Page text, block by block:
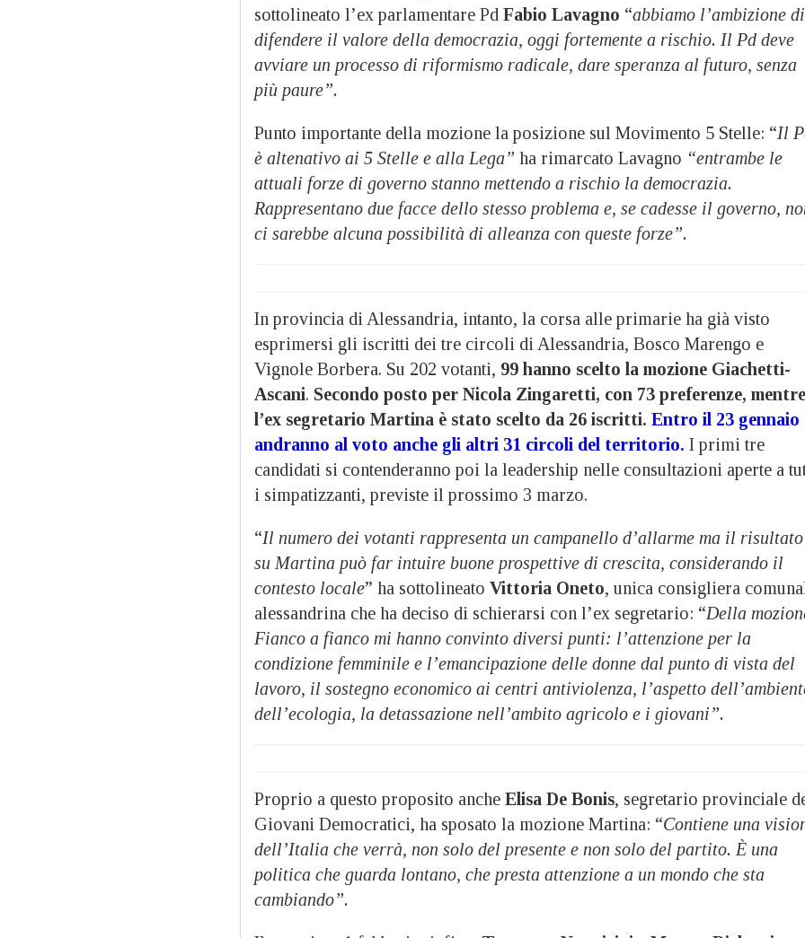
sottolineato l’ex parlamentare Pd Fabio Lavagno “abbiamo l’ambizione di
difendere il valore della democrazia, oggi fortemente a rischio. Il Pd deve
avviare un processo di riformismo radicale, dare speranza al futuro, senza
più paure”.
Punto importante della mozione la posizione sul Movimento 5 Stelle: “Il
è altenativo ai 5 Stelle e alla Lega” ha rimarcato Lavagno “entrambe le
attuali forze di governo stanno mettendo a rischio la democrazia.
Rappresentano due facce dello stesso problema e, se cadesse il governo,
ci sarebbe alcuna possibilità di alleanza con queste forze”.
In provincia di Alessandria, intanto, la corsa alle primarie ha già visto
esprimersi gli iscritti dei tre circoli di Alessandria, Bosco Marengo e
Vignole Borbera. Su 202 votanti, 99 hanno scelto la mozione Giachetti-
Ascani. Secondo posto per Nicola Zingaretti, con 73 preferenze, mentre
l’ex segretario Martina è stato scelto da 26 iscritti. Entro il 23 gennaio
andranno al voto anche gli altri 31 circoli del territorio. I primi tre
candidati si contenderanno poi la leadership nelle consultazioni aperte a
i simpatizzanti, previste il prossimo 3 marzo.
“Il numero dei votanti rappresenta un campanello d’allarme ma il risultato
su Martina può far intuire buone prospettive di crescita, considerando il
contesto locale” ha sottolineato Vittoria Oneto, unica consigliera
alessandrina che ha deciso di schierarsi con l’ex segretario: “Della
Fianco a fianco mi hanno convinto diversi punti: l’attenzione per la
condizione femminile e l’emancipazione delle donne dal punto di vista del
lavoro, il sostegno economico ai centri antiviolenza, l’aspetto
dell’ecologia, la detassazione nell’ambito agricolo e i giovani”.
Proprio a questo proposito anche Elisa De Bonis, segretario provinciale
Giovani Democratici, ha sposato la mozione Martina: “Contiene una
dell’Italia che verrà, non solo del presente e non solo del partito. È una
politica che guarda lontano, che presta attenzione a un mondo che sta
cambiando”.